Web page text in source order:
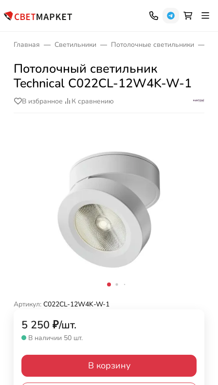
Главная Светильники Потолочные светильники
Потолочный светильник
Technical C022CL-12W4K-W-1
В избранное К сравнению
Артикул: C022CL-12W4K-W-1
5 250 ₽/шт.
В наличии 50 шт.
В корзину